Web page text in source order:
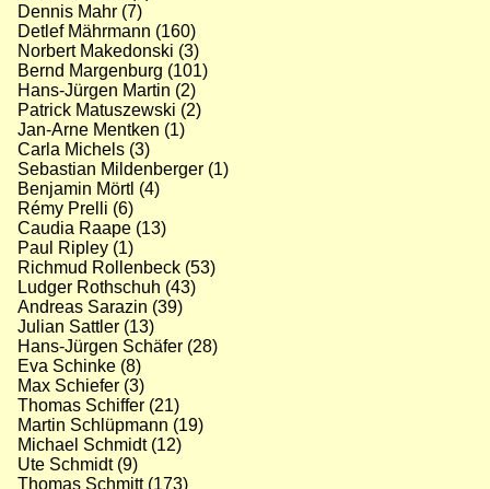
Dennis Mahr (7)
Detlef Mährmann (160)
Norbert Makedonski (3)
Bernd Margenburg (101)
Hans-Jürgen Martin (2)
Patrick Matuszewski (2)
Jan-Arne Mentken (1)
Carla Michels (3)
Sebastian Mildenberger (1)
Benjamin Mörtl (4)
Rémy Prelli (6)
Caudia Raape (13)
Paul Ripley (1)
Richmud Rollenbeck (53)
Ludger Rothschuh (43)
Andreas Sarazin (39)
Julian Sattler (13)
Hans-Jürgen Schäfer (28)
Eva Schinke (8)
Max Schiefer (3)
Thomas Schiffer (21)
Martin Schlüpmann (19)
Michael Schmidt (12)
Ute Schmidt (9)
Thomas Schmitt (173)